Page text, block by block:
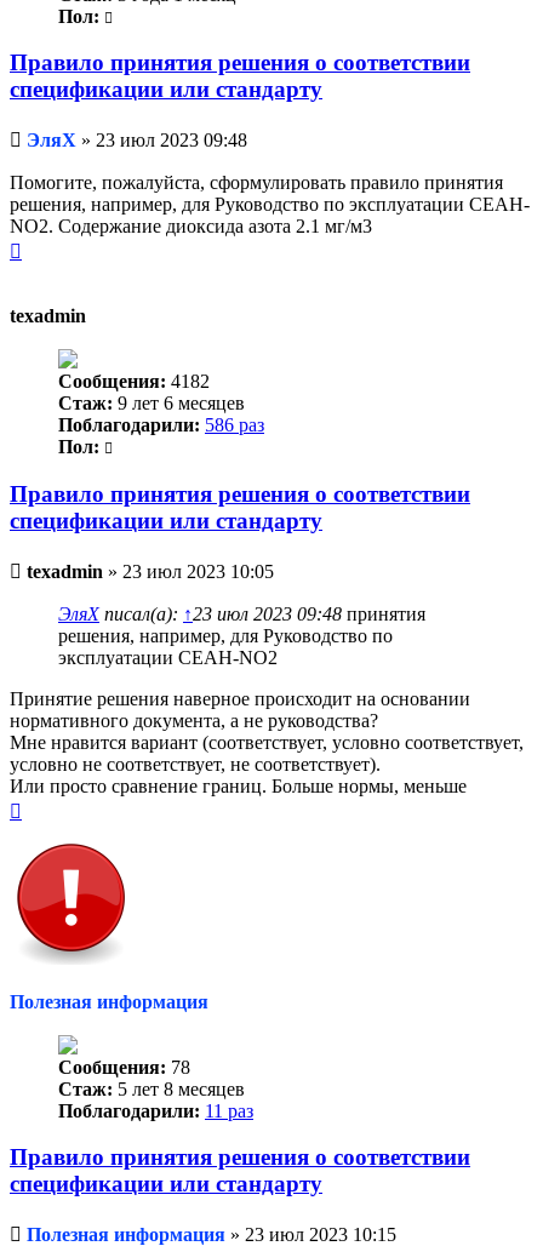
Пол:
Правило принятия решения о соответствии
спецификации или стандарту
Непрочитанное
ЭляХ » 23 июл 2023 09:48
Помогите, пожалуйста, сформулировать правило принятия
решения, например, для Руководство по эксплуатации СЕАН-
NO2. Содержание диоксида азота 2.1 мг/м3
texadmin
Сообщения: 4182
Стаж: 9 лет 6 месяцев
Поблагодарили: 586 раз
Пол:
Правило принятия решения о соответствии
спецификации или стандарту
Непрочитанное
texadmin » 23 июл 2023 10:05
ЭляХписал(а): ↑23 июл 2023 09:48 принятия
решения, например, для Руководство по
эксплуатации СЕАН-NO2
Принятие решения наверное происходит на основании
нормативного документа, а не руководства?
Мне нравится вариант (соответствует, условно соответствует,
условно не соответствует, не соответствует).
Или просто сравнение границ. Больше нормы, меньше
началу
Полезная информация
Сообщения: 78
Стаж: 5 лет 8 месяцев
Поблагодарили: 11 раз
Правило принятия решения о соответствии
спецификации или стандарту
Непрочитанное
Полезная информация » 23 июл 2023 10:15